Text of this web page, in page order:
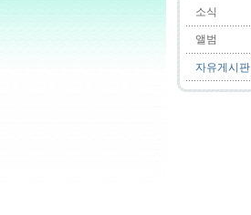
소식
앨범
자유게시판